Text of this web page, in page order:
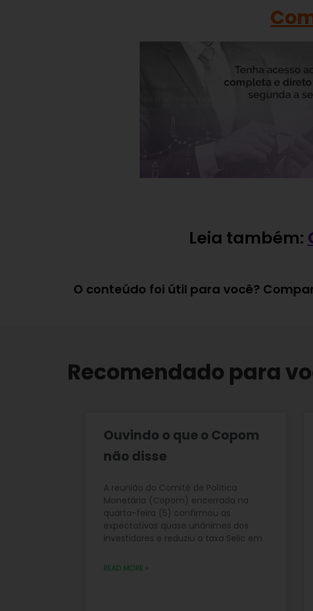
Leia também:
O conteúdo foi útil para você?
Recomendado para
Ouvindo o que o Copom
não disse
A reunião do Comitê de Política
Monetária (Copom) encerrada na
quarta-feira (5) confirmou as
expectativas quase unânimes dos
investidores e reduziu a taxa Selic em
READ MORE »